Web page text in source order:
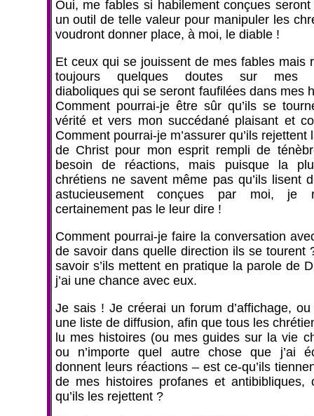
Oui, me fables si habilement conçues
un outil de telle valeur pour manipuler les
voudront donner place, à moi, le diable !
Et ceux qui se jouissent de mes fables mais
toujours quelques doutes sur mes
diaboliques qui se seront faufilées dans mes
Comment pourrai-je être sûr qu’ils se
vérité et vers mon succédané plaisant et
Comment pourrai-je m’assurer qu’ils rejettent
de Christ pour mon esprit rempli de
besoin de réactions, mais puisque la
chrétiens ne savent même pas qu’ils lisent
astucieusement conçues par moi, je
certainement pas le leur dire !
Comment pourrai-je faire la conversation
de savoir dans quelle direction ils se tourent
savoir s’ils mettent en pratique la parole de
j’ai une chance avec eux.
Je sais ! Je créerai un forum d’affichage, ou
une liste de diffusion, afin que tous les
lu mes histoires (ou mes guides sur la vie
ou n’importe quel autre chose que j’ai
donnent leurs réactions – est ce-qu’ils
de mes histoires profanes et antibibliques,
qu’ils les rejettent ?